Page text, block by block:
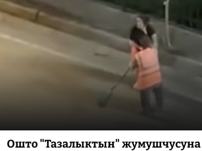
Ошто "Тазалыктын" жумушчусуна